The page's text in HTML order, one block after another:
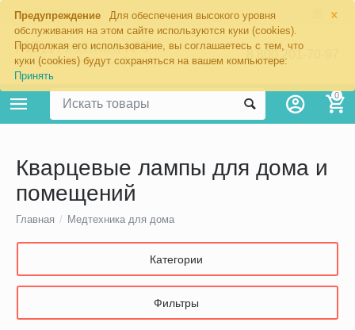
×
Предупреждение
Для обеспечения высокого уровня
обслуживания на этом сайте используются куки (cookies).
Продолжая его использование, вы соглашаетесь с тем, что
куки (cookies) будут сохраняться на вашем компьютере:
Принять
Москва
8 800 201-70-97
0
Кварцевые лампы для дома и
помещений
Главная / Медтехника для дома
Категории
Фильтры